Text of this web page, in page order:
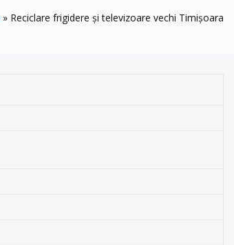
Reciclare frigidere și televizoare vechi Timișoara